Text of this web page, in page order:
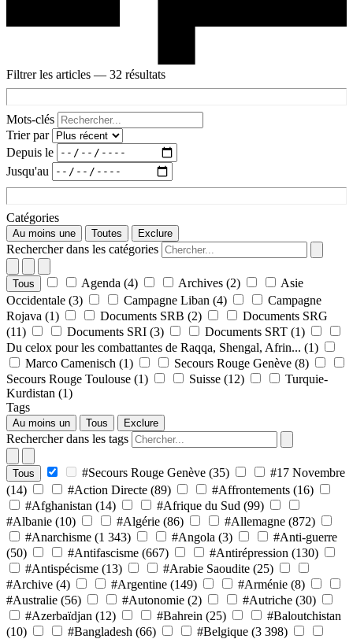
Filtrer les articles — 32 résultats
Mots-clés
Trier par
Depuis le
Jusqu'au
Catégories
Au moins une Toutes Exclure
Rechercher dans les catégories
Tous Agenda (4) Archives (2)
Asie
Occidentale (3) Campagne Liban (4)
Campagne
Rojava (1) Documents SRB (2)
Documents SRG
(11)
Documents SRI (3) Documents SRT (1)
Du celox pour les combattantes de Raqqa, Shengal, Afrin... (1)
Marco Camenisch (1) Secours Rouge Genève (8)
Secours Rouge Toulouse (1) Suisse (12)
Turquie-
Kurdistan (1)
Tags
Au moins un Tous Exclure
Rechercher dans les tags
Tous #Secours Rouge Genève (35)
#17 Novembre
(14)
#Action Directe (89) #Affrontements (16)
#Afghanistan (14) #Afrique du Sud (99)
#Albanie (10) #Algérie (86) #Allemagne (872)
#Anarchisme (1 343) #Angola (3)
#Anti-guerre
(50)
#Antifascisme (667) #Antirépression (130)
#Antispécisme (13) #Arabie Saoudite (25)
#Archive (4) #Argentine (149) #Arménie (8)
#Australie (56) #Autonomie (2) #Autriche (30)
#Azerbaïdjan (12) #Bahrein (25)
#Baloutchistan
(10)
#Bangladesh (66) #Belgique (3 398)